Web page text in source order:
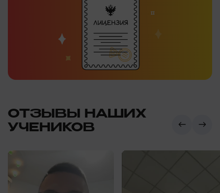
ОТЗЫВЫ НАШИХ
УЧЕНИКОВ